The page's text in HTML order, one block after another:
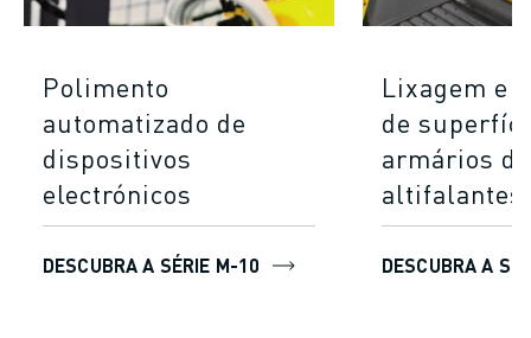
Polimento
automatizado de
dispositivos
electrónicos
DESCUBRA A SÉRIE M-10
Lixagem e
de
armários de
altifalantes
DESCUBRA A